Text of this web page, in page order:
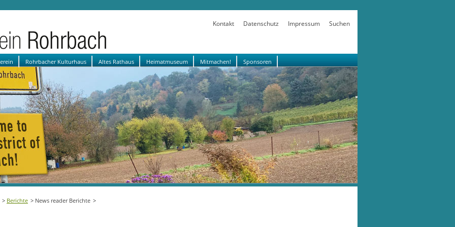
Kontakt Datenschutz Impressum Suchen
Rohrbacher Kulturhaus Altes Rathaus Heimatmuseum Mitmachen! Sponsoren
Berichte News reader Berichte